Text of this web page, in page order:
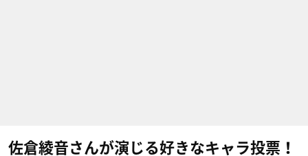
佐倉綾音さんが演じる好きなキャラ投票！